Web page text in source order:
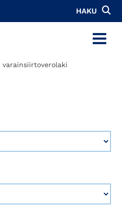
HAKU
MENU
varainsiirtoverolaki